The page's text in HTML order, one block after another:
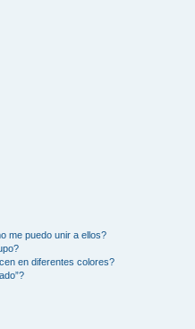
me puedo unir a ellos?
en diferentes colores?